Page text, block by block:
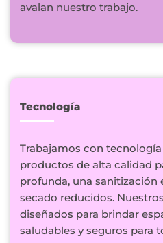
avalan nuestro trabajo.
Tecnología
Trabajamos con
productos de alta calidad
profunda, una sanitización
secado reducidos.
diseñados para brindar
saludables y seguros para